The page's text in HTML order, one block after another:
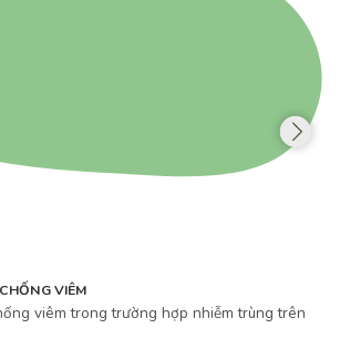
VIÊM
viêm trong trường hợp nhiễm trùng trên